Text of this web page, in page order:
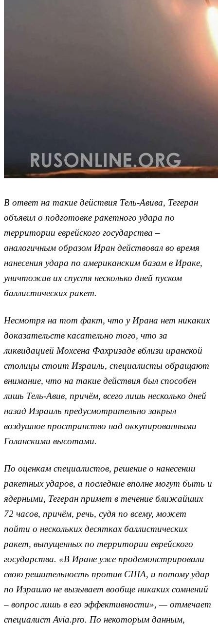
В ответ на такие действия Тель-Авива, Тегеран
объявил о подготовке ракетного удара по
территории еврейского государства –
аналогичным образом Иран действовал во время
нанесения удара по американским базам в Ираке,
уничтожив их спустя несколько дней пуском
баллистических ракет.
Несмотря на тот факт, что у Ирана нет никаких
доказательств касательно того, что за
ликвидацией Мохсена Фахризаде вблизи иранской
столицы стоит Израиль, специалисты обращают
внимание, что на такие действия был способен
лишь Тель-Авив, причём, всего лишь несколько дней
назад Израиль предусмотрительно закрыл
воздушное пространство над оккупированными
Голанскими высотами.
По оценкам специалистов, решение о нанесении
ракетных ударов, а последние вполне могут быть и
ядерными, Тегеран примет в течение ближайших
72 часов, причём, речь, судя по всему, может
пойти о нескольких десятках баллистических
ракет, выпущенных по территории еврейского
государства. «В Иране уже продемонстрировали
свою решительность против США, и потому удар
по Израилю не вызывает вообще никаких сомнений
– вопрос лишь в его эффективности», — отмечает
специалист Avia.pro. По некоторым данным,